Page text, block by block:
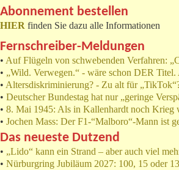
Abonnement bestellen
HIER finden Sie dazu alle Informationen
Fernschreiber-Meldungen
• Auf Flügeln von schwebenden Verfahren:
• „Wild. Verwegen.“ - wäre schon DER
• Altersdiskriminierung? - Zu alt für
• Deutscher Bundestag hat nur „geringe
• 8. Mai 1945: Als in Kallenhardt noch Krieg
• Jochen Mass: Der F1-“Malboro“-Mann ist
Das neueste Dutzend
• „Lido“ kann ein Strand – aber auch viel
• Nürburgring Jubiläum 2027: 100, 15 oder